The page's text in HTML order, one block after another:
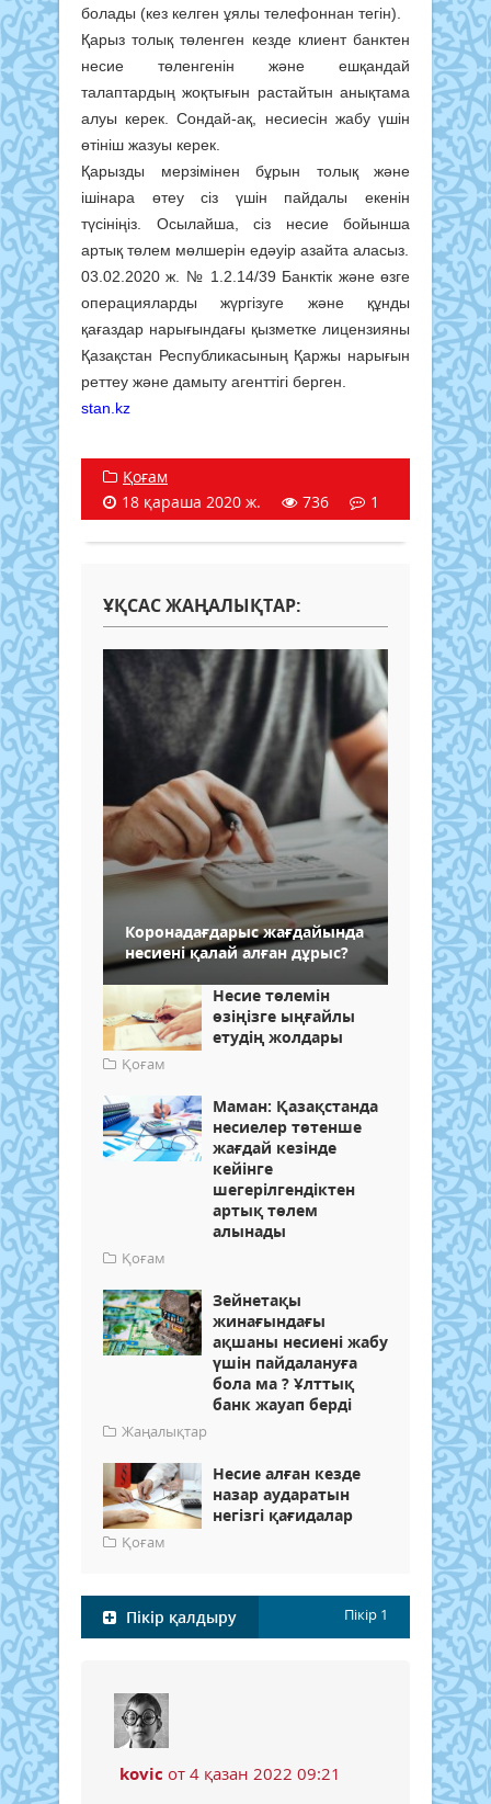
болады (кез келген ұялы телефоннан тегін).
Қарыз толық төленген кезде клиент банктен
несие төленгенін және ешқандай
талаптардың жоқтығын растайтын анықтама
алуы керек. Сондай-ақ, несиесін жабу үшін
өтініш жазуы керек.
Қарызды мерзімінен бұрын толық және
ішінара өтеу сіз үшін пайдалы екенін
түсініңіз. Осылайша, сіз несие бойынша
артық төлем мөлшерін едәуір азайта аласыз.
03.02.2020 ж. № 1.2.14/39 Банктік және өзге
операцияларды жүргізуге және құнды
қағаздар нарығындағы қызметке лицензияны
Қазақстан Республикасының Қаржы нарығын
реттеу және дамыту агенттігі берген.
stan.kz
Қоғам
18 қараша 2020 ж.
736 1
ҰҚСАС ЖАҢАЛЫҚТАР:
Коронадағдарыс жағдайында
несиені қалай алған дұрыс?
Несие төлемін
өзіңізге ыңғайлы
етудің жолдары
Қоғам
Маман: Қазақстанда
несиелер төтенше
жағдай кезінде
кейінге
шегерілгендіктен
артық төлем
алынады
Қоғам
Зейнетақы
жинағындағы
ақшаны несиені жабу
үшін пайдалануға
бола ма ? Ұлттық
банк жауап берді
Жаңалықтар
Несие алған кезде
назар аударатын
негізгі қағидалар
Қоғам
Пікір қалдыру Пікір 1
kovic от 4 қазан 2022 09:21